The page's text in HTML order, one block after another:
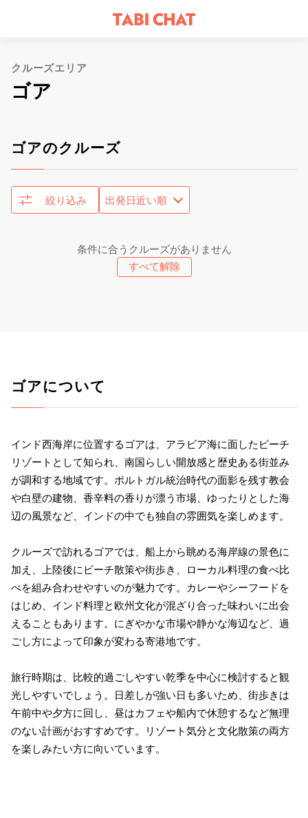
クルーズエリア
ゴア
ゴアのクルーズ
絞り込み
条件に合うクルーズがありません
すべて解除
ゴアについて
インド西海岸に位置するゴアは、アラビア海に面したビーチ
リゾートとして知られ、南国らしい開放感と歴史ある街並み
が調和する地域です。ポルトガル統治時代の面影を残す教会
や白壁の建物、香辛料の香りが漂う市場、ゆったりとした海
辺の風景など、インドの中でも独自の雰囲気を楽しめます。
クルーズで訪れるゴアでは、船上から眺める海岸線の景色に
加え、上陸後にビーチ散策や街歩き、ローカル料理の食べ比
べを組み合わせやすいのが魅力です。カレーやシーフードを
はじめ、インド料理と欧州文化が混ざり合った味わいに出会
えることもあります。にぎやかな市場や静かな海辺など、過
ごし方によって印象が変わる寄港地です。
旅行時期は、比較的過ごしやすい乾季を中心に検討すると観
光しやすいでしょう。日差しが強い日も多いため、街歩きは
午前中や夕方に回し、昼はカフェや船内で休憩するなど無理
のない計画がおすすめです。リゾート気分と文化散策の両方
を楽しみたい方に向いています。